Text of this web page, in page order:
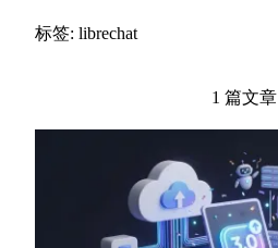
标签: librechat
1 篇文章